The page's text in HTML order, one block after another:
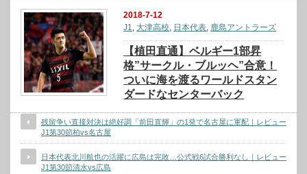
2018-7-12
J1, 大津高校, 日本代表, 鹿島アントラーズ
【植田直通】ベルギー1部昇
格”サークル・ブルッヘ”合意！
ついに海を渡るワールドスタン
ダードなセンターバック
残留争い直接対決は絶好調「前田直輝」の1発で名古屋に軍配｜レビュー
J1第30節柏vs名古屋
日本代表北川航也の活躍に広島は完敗…公式戦6試合勝利なし｜レビュー
J1第30節清水vs広島